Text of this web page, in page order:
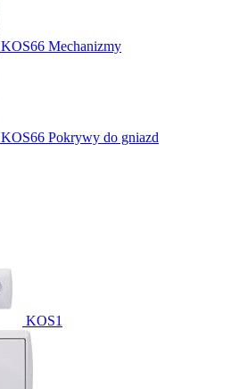
KOS66 Mechanizmy
KOS66 Pokrywy do gniazd
KOS1